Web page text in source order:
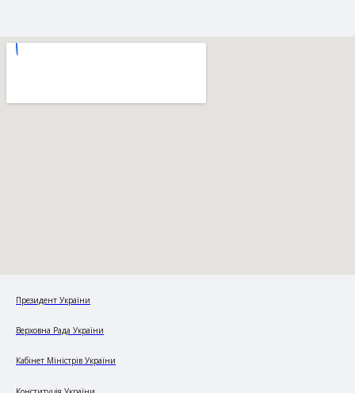
Президент України
Верховна Рада України
Кабінет Міністрів України